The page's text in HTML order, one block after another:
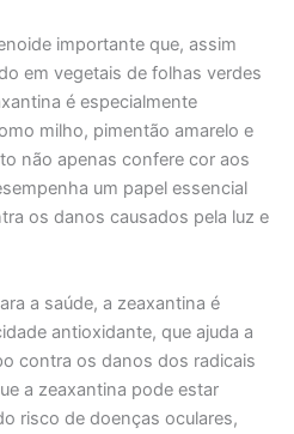
importante que, assim
em vegetais de folhas verdes
é especialmente
milho, pimentão amarelo e
não apenas confere cor aos
um papel essencial
os danos causados pela luz e
a saúde, a zeaxantina é
antioxidante, que ajuda a
contra os danos dos radicais
a zeaxantina pode estar
risco de doenças oculares,